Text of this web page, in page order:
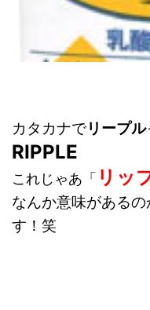
カタカナでリープル
RIPPLE
これじゃあ「 リッ
なんか意味がある
す！笑